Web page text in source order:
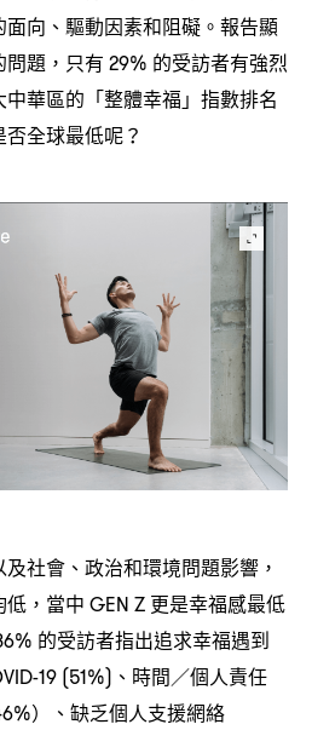
向、驅動因素和阻礙。報告顯
問題 ， 只有 29% 的受訪者有強烈
華區的「整體幸福」指數排名
否全球最低呢？
社會、政治和環境問題影響 ，
低 ， 當中 GEN Z 更是幸福感最低
的受訪者指出追求幸福遇到
19 (51%) 、時間／個人責任
） 、缺乏個人支援網絡